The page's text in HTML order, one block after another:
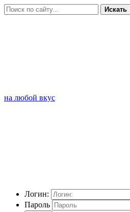
Искать
на любой вкус
Логин:
Пароль